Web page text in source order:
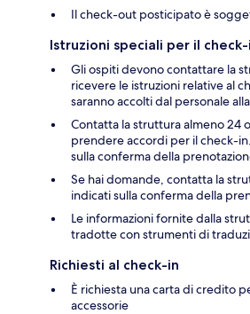
Il check-out posticipato è
Istruzioni speciali per il
Gli ospiti devono contattare la
ricevere le istruzioni relative al
saranno accolti dal personale
Contatta la struttura almeno 24
prendere accordi per il check-
sulla conferma della
Se hai domande, contatta la
indicati sulla conferma della
Le informazioni fornite dalla
tradotte con strumenti di
Richiesti al check-in
È richiesta una carta di credito
accessorie